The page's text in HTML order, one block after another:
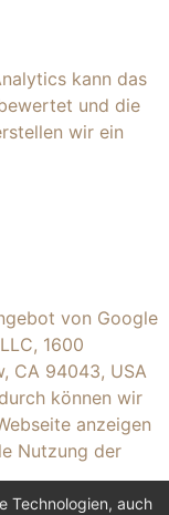
kann das
und die
wir ein
von Google
1600
CA 94043, USA
können wir
anzeigen
Nutzung der
Technologien, auch